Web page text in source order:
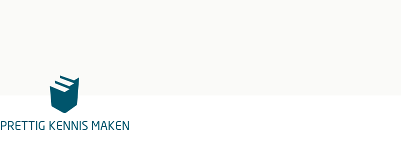
PRETTIG KENNIS MAKEN